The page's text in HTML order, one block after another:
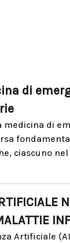
di
di
ciascuno
Artificiale